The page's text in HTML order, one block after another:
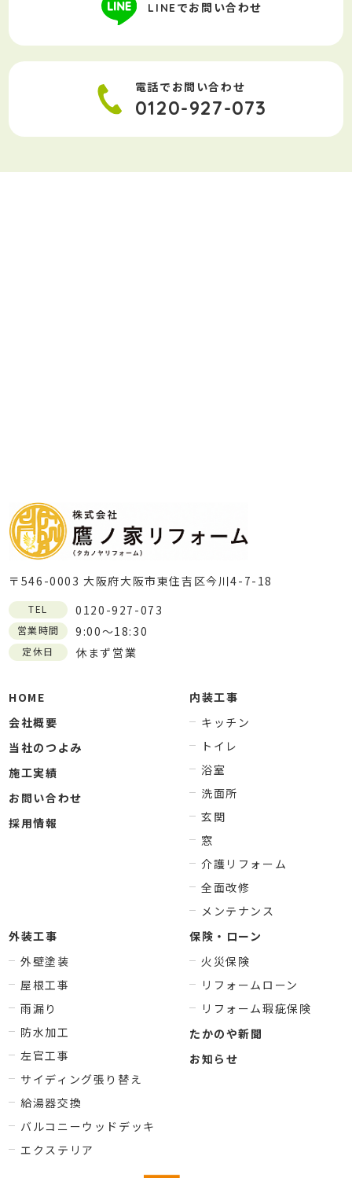
LINEでお問い合わせ
電話でお問い合わせ
0120-927-073
〒546-0003 大阪府大阪市東住吉区今川4-7-18
TEL 0120-927-073
営業時間 9:00～18:30
定休日 休まず営業
HOME
会社概要
当社のつよみ
施工実績
お問い合わせ
採用情報
内装工事
キッチン
トイレ
浴室
洗面所
玄関
窓
介護リフォーム
全面改修
メンテナンス
外装工事
外壁塗装
屋根工事
雨漏り
防水加工
左官工事
サイディング張り替え
給湯器交換
バルコニーウッドデッキ
エクステリア
保険・ローン
火災保険
リフォームローン
リフォーム瑕疵保険
たかのや新聞
お知らせ